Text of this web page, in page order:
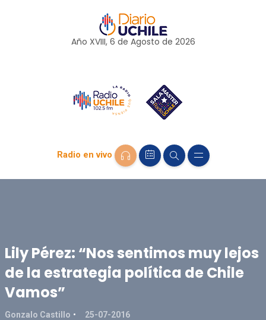
Año XVIII, 6 de Agosto de 2026
Radio en vivo
Lily Pérez: “Nos sentimos muy lejos
de la estrategia política de Chile
Vamos”
Gonzalo Castillo 25-07-2016